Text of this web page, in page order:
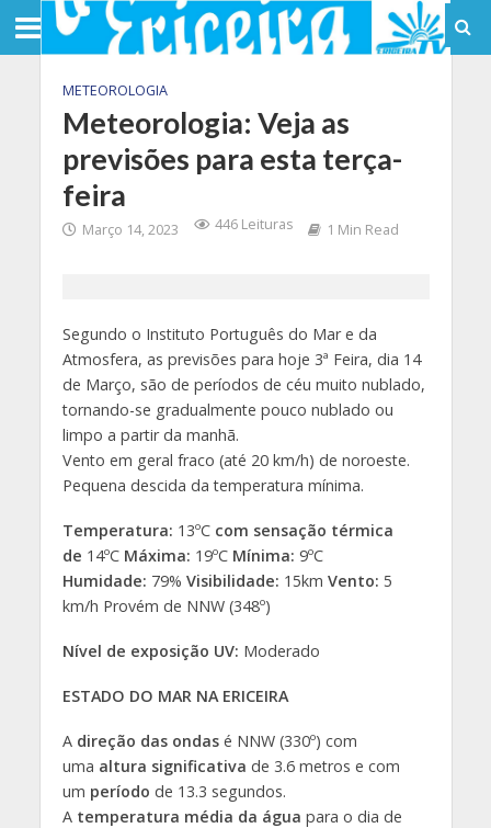
METEOROLOGIA
Meteorologia: Veja as
previsões para esta terça-
feira
Março 14, 2023 446 Leituras 1 Min Read
Segundo o Instituto Português do Mar e da
Atmosfera, as previsões para hoje 3ª Feira, dia 14
de Março, são de períodos de céu muito nublado,
tornando-se gradualmente pouco nublado ou
limpo a partir da manhã.
Vento em geral fraco (até 20 km/h) de noroeste.
Pequena descida da temperatura mínima.
Temperatura: 13ºC com sensação térmica
de 14ºC Máxima: 19ºC Mínima: 9ºC
Humidade: 79% Visibilidade: 15km Vento: 5
km/h Provém de NNW (348º)
Nível de exposição UV: Moderado
ESTADO DO MAR NA ERICEIRA
A direção das ondasé NNW (330º) com
uma altura significativa de 3.6 metros e com
um período de 13.3 segundos.
A temperatura média da água para o dia de